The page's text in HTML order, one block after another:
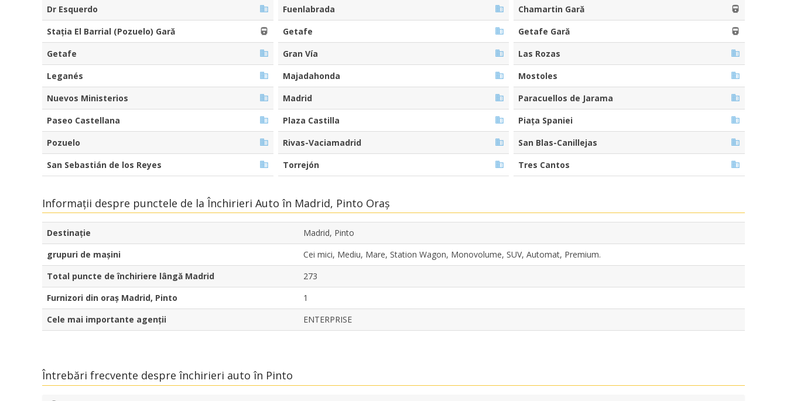
Dr Esquerdo
Fuenlabrada
Chamartin Gară
Stația El Barrial (Pozuelo) Gară
Getafe
Getafe Gară
Getafe
Gran Vía
Las Rozas
Leganés
Majadahonda
Mostoles
Nuevos Ministerios
Madrid
Paracuellos de Jarama
Paseo Castellana
Plaza Castilla
Piața Spaniei
Pozuelo
Rivas-Vaciamadrid
San Blas-Canillejas
San Sebastián de los Reyes
Torrejón Tres Cantos
Informații despre punctele de la Închirieri Auto în Madrid, Pinto Oraș
Destinaţie
Madrid, Pinto
grupuri de mașini
Cei mici, Mediu, Mare, Station Wagon, Monovolume, SUV, Automat, Premium.
Total puncte de închiriere lângă Madrid
273
Furnizori din oraș Madrid, Pinto
1
Cele mai importante agenții
ENTERPRISE
Întrebări frecvente despre închirieri auto în Pinto